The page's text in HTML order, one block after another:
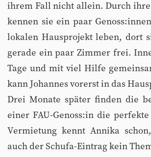
ihrem Fall nicht allein. Durch
kennen sie ein paar
lokalen Hausprojekt leben, dort
gerade ein paar Zimmer frei.
Tage und mit viel Hilfe
kann Johannes vorerst in das
Drei Monate später finden die
einer FAU-Genoss:in die
Vermietung kennt Annika
auch der Schufa-Eintrag kein